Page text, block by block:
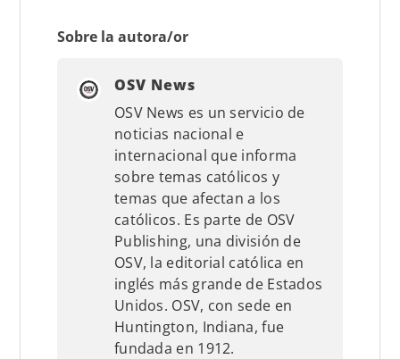
Sobre la autora/or
OSV News
OSV News es un servicio de
noticias nacional e
internacional que informa
sobre temas católicos y
temas que afectan a los
católicos. Es parte de OSV
Publishing, una división de
OSV, la editorial católica en
inglés más grande de Estados
Unidos. OSV, con sede en
Huntington, Indiana, fue
fundada en 1912.